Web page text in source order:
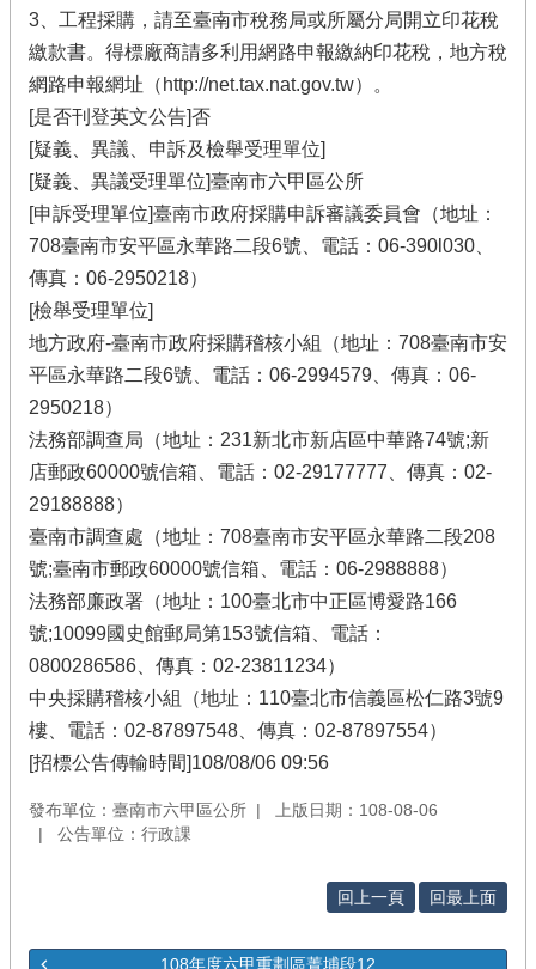
3、工程採購，請至臺南市稅務局或所屬分局開立印花稅
繳款書。得標廠商請多利用網路申報繳納印花稅，地方稅
網路申報網址（http://net.tax.nat.gov.tw）。
[是否刊登英文公告]否
[疑義、異議、申訴及檢舉受理單位]
[疑義、異議受理單位]臺南市六甲區公所
[申訴受理單位]臺南市政府採購申訴審議委員會（地址：
708臺南市安平區永華路二段6號、電話：06-390l030、
傳真：06-2950218）
[檢舉受理單位]
地方政府-臺南市政府採購稽核小組（地址：708臺南市安
平區永華路二段6號、電話：06-2994579、傳真：06-
2950218）
法務部調查局（地址：231新北市新店區中華路74號;新
店郵政60000號信箱、電話：02-29177777、傳真：02-
29188888）
臺南市調查處（地址：708臺南市安平區永華路二段208
號;臺南市郵政60000號信箱、電話：06-2988888）
法務部廉政署（地址：100臺北市中正區博愛路166
號;10099國史館郵局第153號信箱、電話：
0800286586、傳真：02-23811234）
中央採購稽核小組（地址：110臺北市信義區松仁路3號9
樓、電話：02-87897548、傳真：02-87897554）
[招標公告傳輸時間]108/08/06 09:56
發布單位：臺南市六甲區公所
上版日期：108-08-06
公告單位：行政課
回上一頁 回最上面
108年度六甲重劃區菁埔段12...